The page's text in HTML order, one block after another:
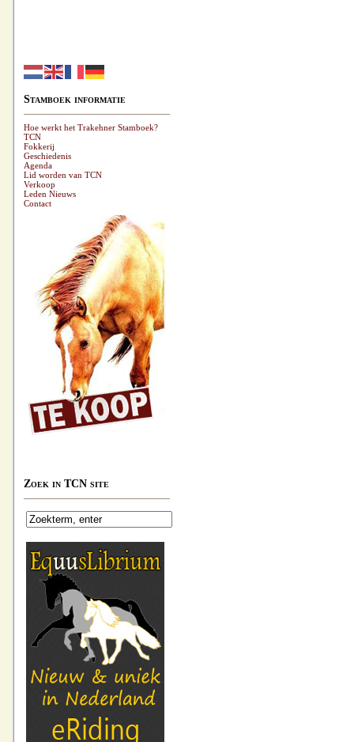
Stamboek informatie
Hoe werkt het Trakehner Stamboek?
TCN
Fokkerij
Geschiedenis
Agenda
Lid worden van TCN
Verkoop
Leden Nieuws
Contact
Zoek in TCN site